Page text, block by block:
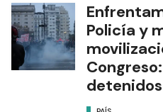
Policía y
detenidos